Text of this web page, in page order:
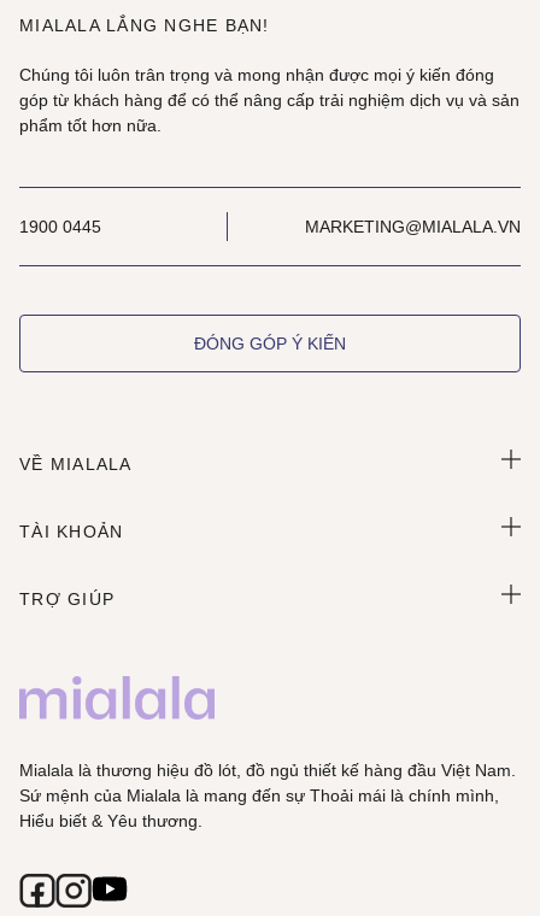
MIALALA LẮNG NGHE BẠN!
Chúng tôi luôn trân trọng và mong nhận được mọi ý kiến đóng
góp từ khách hàng để có thể nâng cấp trải nghiệm dịch vụ và sản
phẩm tốt hơn nữa.
1900 0445 MARKETING@MIALALA.VN
ĐÓNG GÓP Ý KIẾN
VỀ MIALALA
TÀI KHOẢN
TRỢ GIÚP
Mialala là thương hiệu đồ lót, đồ ngủ thiết kế hàng đầu Việt Nam.
Sứ mệnh của Mialala là mang đến sự Thoải mái là chính mình,
Hiểu biết & Yêu thương.